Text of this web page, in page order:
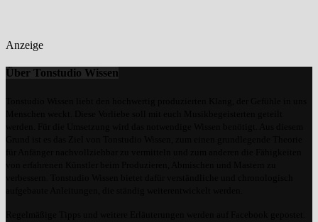
Anzeige
Über Tonstudio Wissen